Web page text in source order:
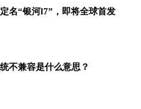
名“银河l7”，即将全球首发
不兼容是什么意思？